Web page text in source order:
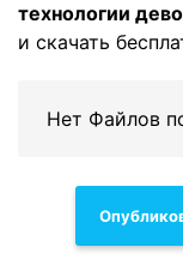
технологии
и скачать
Нет Файлов